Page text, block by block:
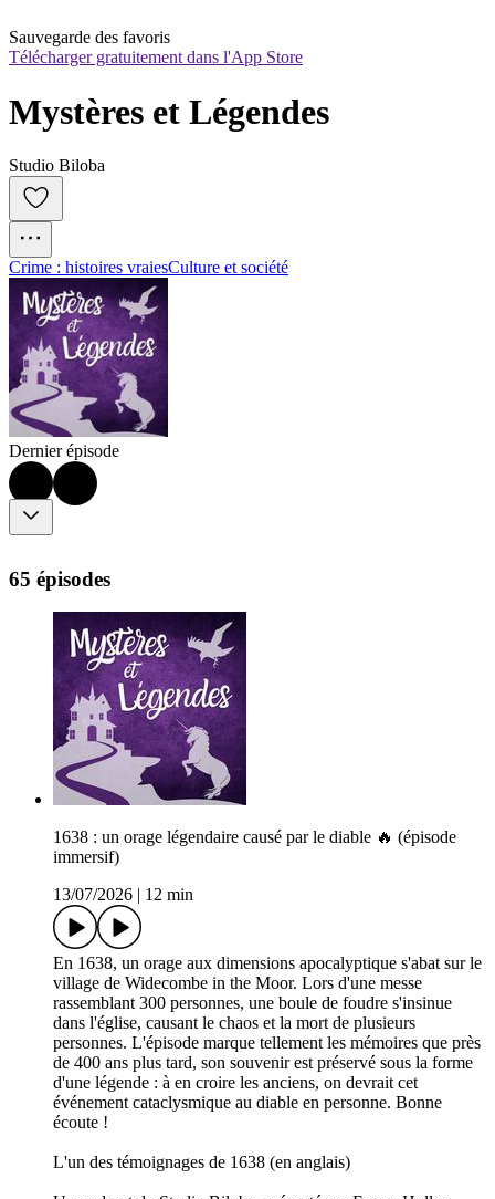
Sauvegarde des favoris
Télécharger gratuitement dans l'App Store
Mystères et Légendes
Studio Biloba
Crime : histoires vraiesCulture et société
Dernier épisode
65 épisodes
1638 : un orage légendaire causé par le diable 🔥 (épisode
immersif)
13/07/2026
12 min
En 1638, un orage aux dimensions apocalyptique s'abat sur le
village de Widecombe in the Moor. Lors d'une messe
rassemblant 300 personnes, une boule de foudre s'insinue
dans l'église, causant le chaos et la mort de plusieurs
personnes. L'épisode marque tellement les mémoires que près
de 400 ans plus tard, son souvenir est préservé sous la forme
d'une légende : à en croire les anciens, on devrait cet
événement cataclysmique au diable en personne. Bonne
écoute !
L'un des témoignages de 1638 (en anglais)